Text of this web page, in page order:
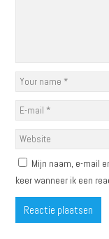
Mijn naam, e-mail
keer wanneer ik een